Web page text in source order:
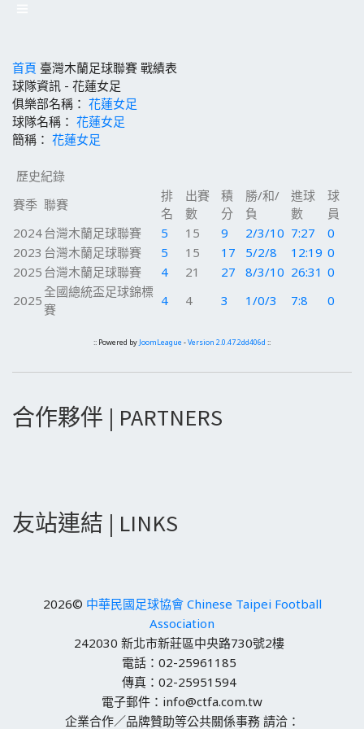
首頁 臺灣木蘭足球聯賽 戰績表
球隊資訊 - 花蓮女足
俱樂部名稱： 花蓮女足
球隊名稱： 花蓮女足
簡稱： 花蓮女足
歷史紀錄
賽季 聯賽
排
名
出賽
數
積
分
勝/和/
負
進球
數
球
員
2024台灣木蘭足球聯賽 5 15 9 2/3/10 7:27
0
2023 台灣木蘭足球聯賽 5 15 17 5/2/8 12:19 0
2025 台灣木蘭足球聯賽 4 21 27 8/3/10 26:31 0
2025
全國總統盃足球錦標
賽
4 4 3 1/0/3 7:8 0
:: Powered by JoomLeague -Version 2.0.47.2dd406d ::
合作夥伴 | PARTNERS
友站連結 | LINKS
2026© 中華民國足球協會 Chinese Taipei Football
Association
242030 新北市新莊區中央路730號2樓
電話：02-25961185
傳真：02-25951594
電子郵件：info@ctfa.com.tw
企業合作／品牌贊助等公共關係事務 請洽：